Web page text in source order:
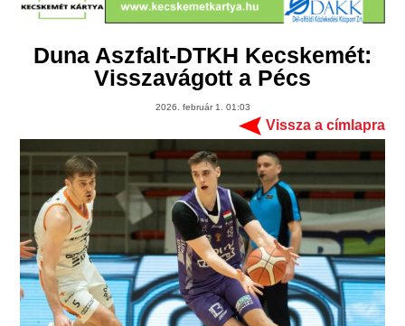
Duna Aszfalt-DTKH Kecskemét:
Visszavágott a Pécs
2026. február 1. 01:03
Vissza a címlapra